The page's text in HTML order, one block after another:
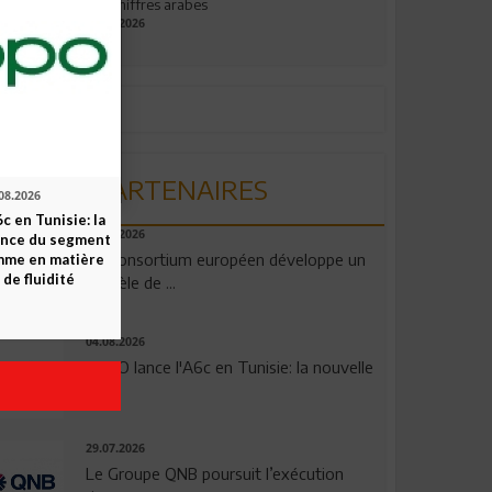
aux chiffres arabes
09.07.2026
PARTENAIRES
06.08.2026
Un consortium européen développe un
modèle de ...
04.08.2026
OPPO lance l'A6c en Tunisie: la nouvelle
29.07.2026
Le Groupe QNB poursuit l’exécution
en Tunisie: la
du segment
en matière
fluidité